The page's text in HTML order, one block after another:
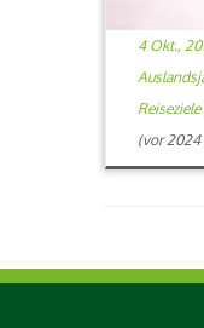
4 Okt.,
Reiseziele
(vor 2024